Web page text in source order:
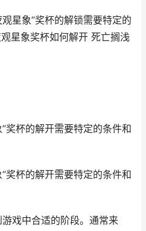
星象”奖杯的解锁需要特定的
星象奖杯如何解开 死亡搁浅
奖杯的解开需要特定的条件和
奖杯的解开需要特定的条件和
戏中合适的阶段。通常来